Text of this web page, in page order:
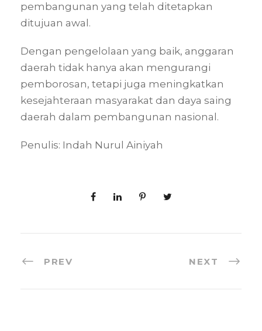
pembangunan yang telah ditetapkan
ditujuan awal.
Dengan pengelolaan yang baik, anggaran
daerah tidak hanya akan mengurangi
pemborosan, tetapi juga meningkatkan
kesejahteraan masyarakat dan daya saing
daerah dalam pembangunan nasional.
Penulis: Indah Nurul Ainiyah
PREV NEXT